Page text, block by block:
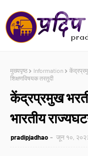
मुख्यपृष्ठ Information
शिक्षणविषयक तरतुदी
केंद्रप्रमुख
भारतीय
pradipjadhao जून १०,